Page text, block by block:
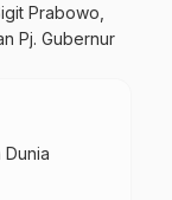
Prabowo,
Pj. Gubernur